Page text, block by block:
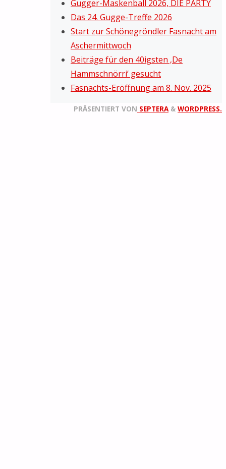
Gugger-Maskenball 2026, DIE PARTY
Das 24. Gugge-Treffe 2026
Start zur Schönegröndler Fasnacht am
Aschermittwoch
Beiträge für den 40igsten ‚De
Hammschnörri‘ gesucht
Fasnachts-Eröffnung am 8. Nov. 2025
PRÄSENTIERT VON SEPTERA& WORDPRESS.